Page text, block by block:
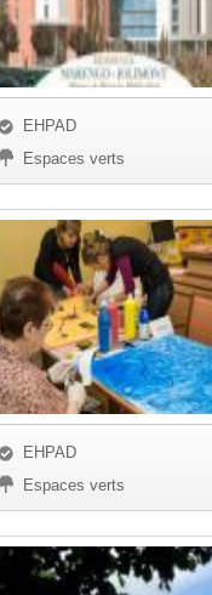
EHPAD
Espaces verts
EHPAD
Espaces verts